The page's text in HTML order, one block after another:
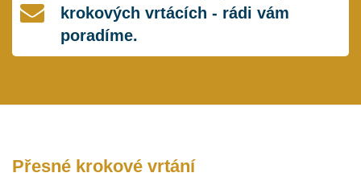
krokových vrtácích - rádi vám
poradíme.
Přesné krokové vrtání